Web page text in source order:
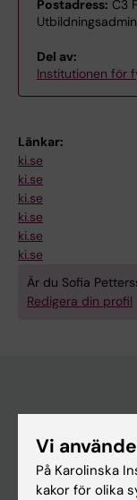
Postadress: C3
Del av:
Institutionen för
Länkar:
ki.se
ki.se
ki.se
ki.se
ki.se
ki.se
Är du Sofia
Redigera din profil
Utbildning
Forskarutbildning
Vi
På Karolinska
kakor för olika